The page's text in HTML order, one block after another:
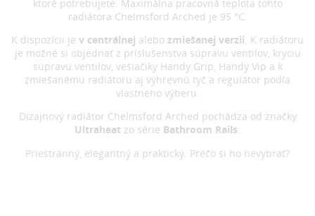
ktoré potrebujete. Maximálna pracovná teplota tohto
radiátora Chelmsford Arched je 95 °C.
K dispozícii je v centrálnej alebo zmiešanej verzii. K radiátoru
je možné si objednať z príslušenstva súpravu ventilov, kryciu
súpravu ventilov, vešiačiky Handy Grip, Handy Vip a k
zmiešanému radiátoru aj výhrevnú tyč a regulátor podľa
vlastného výberu.
Dizajnový radiátor Chelmsford Arched pochádza od značky
Ultraheat zo série Bathroom Rails.
Priestranný, elegantný a praktický. Prečo si ho nevybrať?